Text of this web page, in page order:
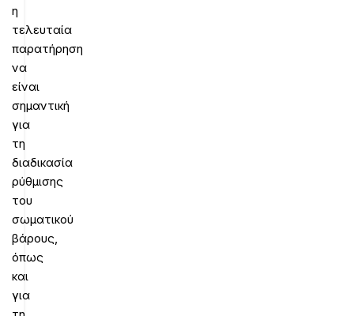
η
τελευταία
παρατήρηση
να
είναι
σημαντική
για
τη
διαδικασία
ρύθμισης
του
σωματικού
βάρους,
όπως
και
για